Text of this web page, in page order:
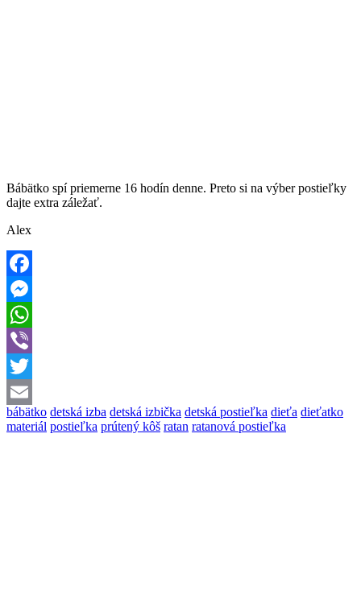
Bábätko spí priemerne 16 hodín denne. Preto si na výber postieľky
dajte extra záležať.
Alex
Facebook
Messenger
WhatsApp
Viber
Twitter
Email
bábätko detská izba detská izbička detská postieľka dieťa dieťatko
materiál postieľka prútený kôš ratan ratanová postieľka